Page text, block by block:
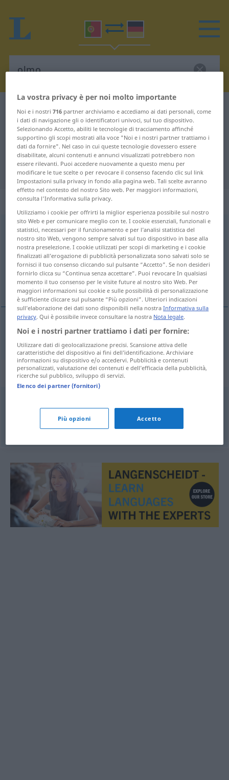
Dizionario Portoghese-Tedesco olmo
Traduzione Portoghese-Tedesco
per "olmo"
"olmo" traduzione Tedesco
„olmo“: masculino
olmo [ˈołmu]m
Panoramica di tutte le traduzion
(Fai clic sulla/Tocca traduzione per maggiori dettagli)
Ulme
Ulmef olmo
Sinonimi per "olmo"
© LibreOffice
La vostra privacy è per noi molto importante
Noi e i nostri716 partner archiviamo e accediamo ai dati personali, come
i dati di navigazione gli o identificatori univoci, sul tuo dispositivo.
Selezionando Accetto, abiliti le tecnologie di tracciamento affinché
supportino gli scopi mostrati alla voce "Noi e i nostri partner trattiamo i
dati da fornire". Nel caso in cui queste tecnologie dovessero essere
disabilitate, alcuni contenuti e annunci visualizzati potrebbero non
essere rilevanti. Puoi accedere nuovamente a questo menu per
modificare le tue scelte o per revocare il consenso facendo clic sul link
Impostazioni sulla privacy in fondo alla pagina web. Tali scelte avranno
effetto nel contesto del nostro Sito web. Per maggiori informazioni,
consulta l'Informativa sulla privacy.
Utilizziamo i cookie per offrirti la miglior esperienza possibile sul nostro
sito Web e per comunicare meglio con te. I cookie essenziali, funzionali e
statistici, necessari per il funzionamento e per l’analisi statistica del
nostro sito Web, vengono sempre salvati sul tuo dispositivo in base alla
nostra preselezione. I cookie utilizzati per scopi di marketing e i cookie
finalizzati all’erogazione di pubblicità personalizzata sono salvati solo se
fornisci il tuo consenso cliccando sul pulsante “Accetto”. Se non desideri
fornirlo clicca su “Continua senza accettare”. Puoi revocare In qualsiasi
momento il tuo consenso per le visite future al nostro sito Web. Per
maggiori informazioni sui cookie e sulle possibilità di personalizzazione
è sufficiente cliccare sul pulsante “Più opzioni”. Ulteriori indicazioni
sull’elaborazione dei dati sono disponibili nella nostraInformativa sulla
privacy. Qui è possibile invece consultare la nostra Nota legale.
Noi e i nostri partner trattiamo i dati per fornire:
Utilizzare dati di geolocalizzazione precisi. Scansione attiva delle
caratteristiche del dispositivo ai fini dell’identificazione. Archiviare
informazioni su dispositivo e/o accedervi. Pubblicità e contenuti
personalizzati, valutazione dei contenuti e dell’efficacia della pubblicità,
ricerche sul pubblico, sviluppo di servizi.
Elenco dei partner (fornitori)
Più opzioni Accetto